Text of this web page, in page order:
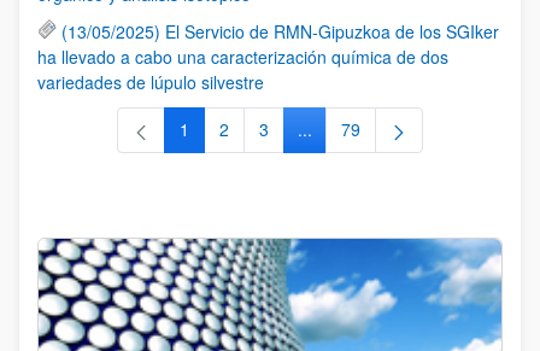
(13/05/2025) El Servicio de RMN-Gipuzkoa de los SGIker
ha llevado a cabo una caracterización química de dos
variedades de lúpulo silvestre
Página
1 Página
2 Página
3 ...Páginas intermedias Use TAB
Página
79